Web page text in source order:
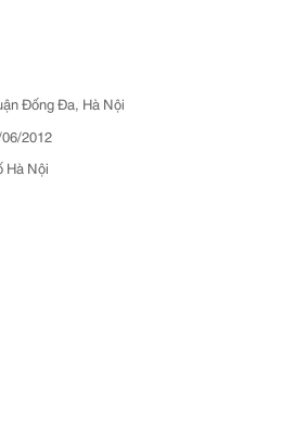
Đống Đa, Hà Nội
2012
Hà Nội